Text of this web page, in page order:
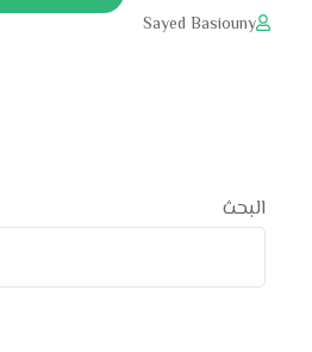
Sayed Basiouny
البحث